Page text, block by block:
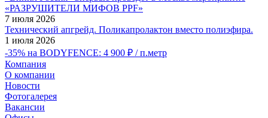
«РАЗРУШИТЕЛИ МИФОВ PPF»
7 июля 2026
Технический апгрейд. Поликапролактон вместо полиэфира.
1 июля 2026
-35% на BODYFENCE: 4 900 ₽ / п.метр
Компания
О компании
Новости
Фотогалерея
Вакансии